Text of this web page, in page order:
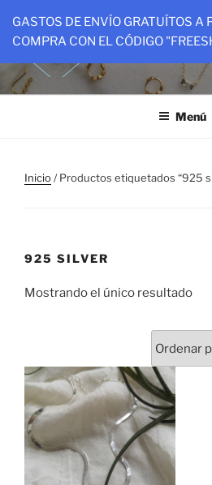
contenido
PTIT&CO
Menú
Inicio/ Productos etiquetados “925
925 SILVER
Mostrando el único resultado
GASTOS DE ENVÍO GRATUÍTOS A
COMPRA CON EL CÓDIGO